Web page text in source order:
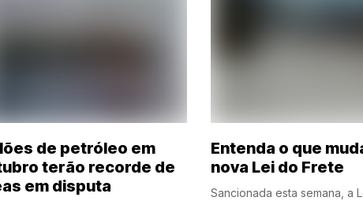
de petróleo em
terão recorde de
em disputa
Entenda o que
nova Lei do Frete
Sancionada esta semana, a